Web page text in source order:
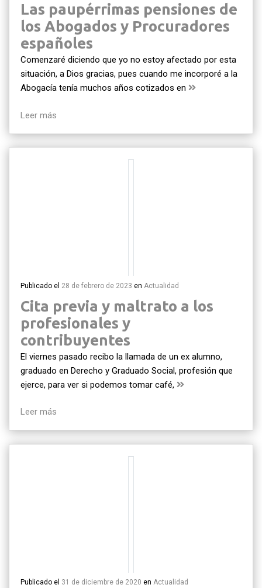
Las paupérrimas pensiones de
los Abogados y Procuradores
españoles
Comenzaré diciendo que yo no estoy afectado por esta
situación, a Dios gracias, pues cuando me incorporé a la
Abogacía tenía muchos años cotizados en
Leer más
Publicado el 28 de febrero de 2023 en Actualidad
Cita previa y maltrato a los
profesionales y
contribuyentes
El viernes pasado recibo la llamada de un ex alumno,
graduado en Derecho y Graduado Social, profesión que
ejerce, para ver si podemos tomar café,
Leer más
Publicado el 31 de diciembre de 2020 en Actualidad